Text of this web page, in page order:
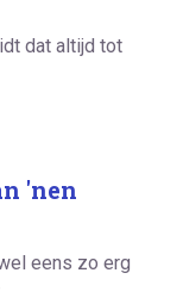
dat altijd tot
'nen
eens zo erg